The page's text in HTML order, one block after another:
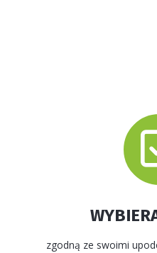
zgodną ze swoimi